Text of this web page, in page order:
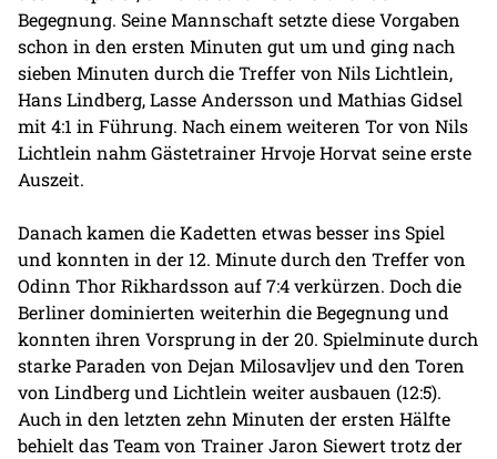
Begegnung. Seine Mannschaft setzte diese Vorgaben
schon in den ersten Minuten gut um und ging nach
sieben Minuten durch die Treffer von Nils Lichtlein,
Hans Lindberg, Lasse Andersson und Mathias Gidsel
mit 4:1 in Führung. Nach einem weiteren Tor von Nils
Lichtlein nahm Gästetrainer Hrvoje Horvat seine erste
Auszeit.
Danach kamen die Kadetten etwas besser ins Spiel
und konnten in der 12. Minute durch den Treffer von
Odinn Thor Rikhardsson auf 7:4 verkürzen. Doch die
Berliner dominierten weiterhin die Begegnung und
konnten ihren Vorsprung in der 20. Spielminute durch
starke Paraden von Dejan Milosavljev und den Toren
von Lindberg und Lichtlein weiter ausbauen (12:5).
Auch in den letzten zehn Minuten der ersten Hälfte
behielt das Team von Trainer Jaron Siewert trotz der